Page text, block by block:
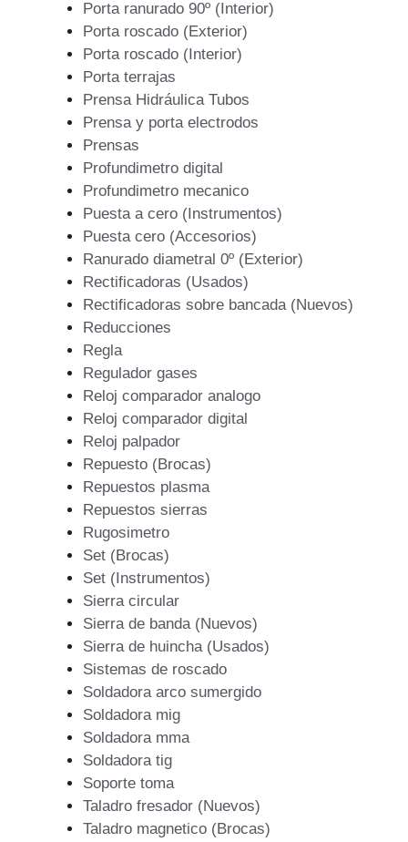
Porta ranurado 90º (Interior)
Porta roscado (Exterior)
Porta roscado (Interior)
Porta terrajas
Prensa Hidráulica Tubos
Prensa y porta electrodos
Prensas
Profundimetro digital
Profundimetro mecanico
Puesta a cero (Instrumentos)
Puesta cero (Accesorios)
Ranurado diametral 0º (Exterior)
Rectificadoras (Usados)
Rectificadoras sobre bancada (Nuevos)
Reducciones
Regla
Regulador gases
Reloj comparador analogo
Reloj comparador digital
Reloj palpador
Repuesto (Brocas)
Repuestos plasma
Repuestos sierras
Rugosimetro
Set (Brocas)
Set (Instrumentos)
Sierra circular
Sierra de banda (Nuevos)
Sierra de huincha (Usados)
Sistemas de roscado
Soldadora arco sumergido
Soldadora mig
Soldadora mma
Soldadora tig
Soporte toma
Taladro fresador (Nuevos)
Taladro magnetico (Brocas)